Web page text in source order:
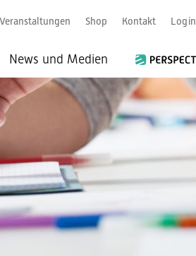
News und Medien
Veranstaltungen Shop Kontakt Login